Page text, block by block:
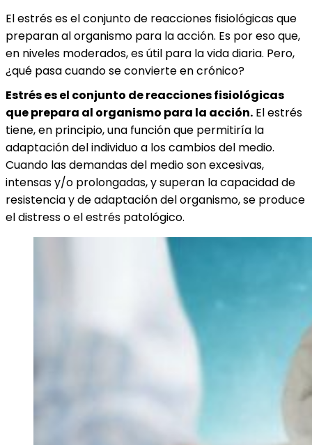
El estrés es el conjunto de reacciones fisiológicas que
preparan al organismo para la acción. Es por eso que,
en niveles moderados, es útil para la vida diaria. Pero,
¿qué pasa cuando se convierte en crónico?
Estrés es el conjunto de reacciones fisiológicas
que prepara al organismo para la acción. El estrés
tiene, en principio, una función que permitiría la
adaptación del individuo a los cambios del medio.
Cuando las demandas del medio son excesivas,
intensas y/o prolongadas, y superan la capacidad de
resistencia y de adaptación del organismo, se produce
el distress o el estrés patológico.